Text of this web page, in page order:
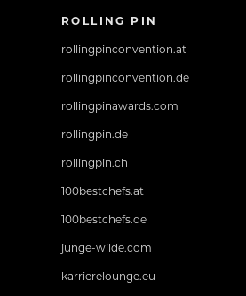
ROLLING PIN
rollingpinconvention.at
rollingpinconvention.de
rollingpinawards.com
rollingpin.de
rollingpin.ch
100bestchefs.at
100bestchefs.de
junge-wilde.com
karrierelounge.eu